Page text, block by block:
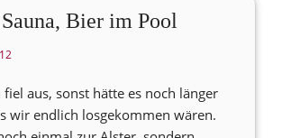
Bier im Pool
fiel aus, sonst hätte es noch länger
wir endlich losgekommen wären.